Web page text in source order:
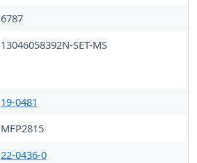
6787
13046058392N-SET-MS
19-0481
MFP2815
22-0436-0